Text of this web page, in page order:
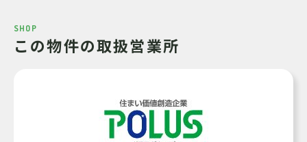
完成時期（築年
月）
都市ガス / 公営水道 / バルコニー / 下水排水 /
閑静な住宅街
SHOP
この物件の取扱営業所